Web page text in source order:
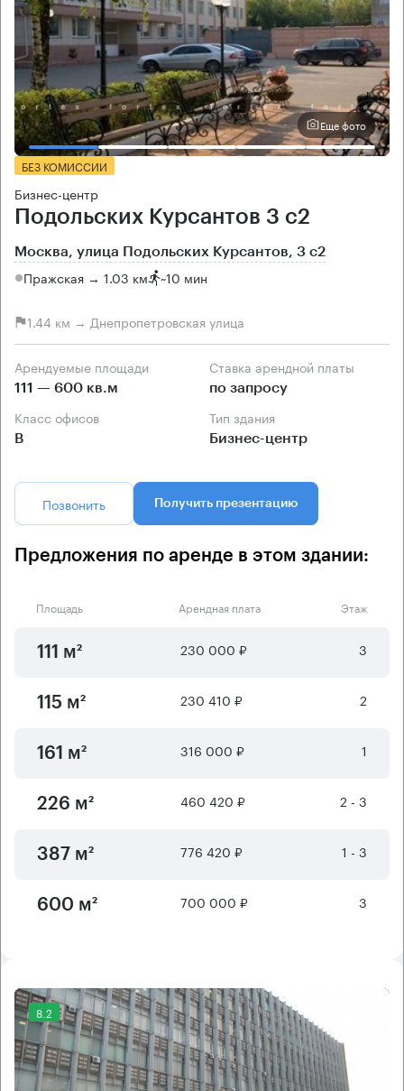
Еще фото
БЕЗ КОМИССИИ
Бизнес-центр
Подольских Курсантов 3 с2
Москва, улица Подольских Курсантов, 3 с2
Пражская → 1.03 км ~10 мин
1.44 км → Днепропетровская улица
Арендуемые площади
111 — 600 кв.м
Ставка арендной платы
по запросу
Класс офисов
B
Тип здания
Бизнес-центр
Позвонить Получить презентацию
Предложения по аренде в этом здании:
Площадь Арендная плата Этаж
111 м² 230 000 ₽ 3
115 м² 230 410 ₽ 2
161 м² 316 000 ₽ 1
226 м² 460 420 ₽ 2 - 3
387 м² 776 420 ₽ 1 - 3
600 м² 700 000 ₽ 3
8.2